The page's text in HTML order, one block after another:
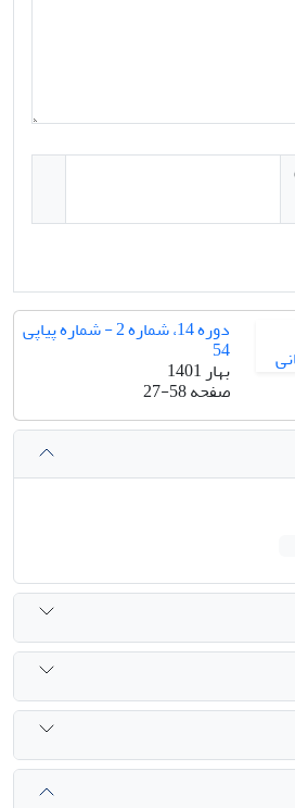
دوره 14، شماره 2 - شماره پیاپی
54
بهار 1401
صفحه27-58